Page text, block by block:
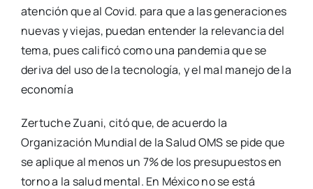
atención que al Covid. para que a las generaciones
nuevas y viejas, puedan entender la relevancia del
tema, pues calificó como una pandemia que se
deriva del uso de la tecnología, y el mal manejo de la
economía
Zertuche Zuani, citó que, de acuerdo la
Organización Mundial de la Salud OMS se pide que
se aplique al menos un 7% de los presupuestos en
torno a la salud mental. En México no se está